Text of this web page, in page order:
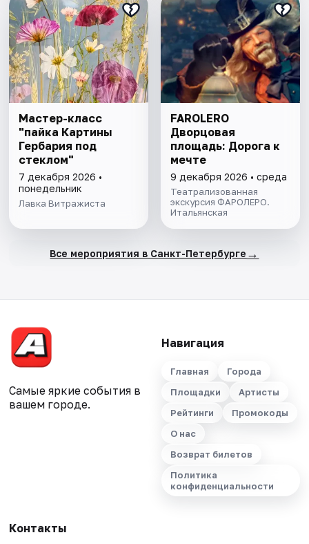
Мастер-класс
"пайка Картины
Гербария под
стеклом"
7 декабря 2026 •
понедельник
Лавка Витражиста
FAROLERO
Дворцовая
площадь: Дорога к
мечте
9 декабря 2026 • среда
Театрализованная
экскурсия ФАРОЛЕРО.
Итальянская
Все мероприятия в Санкт-Петербурге →
Самые яркие события в
вашем городе.
Навигация
Главная
Города
Площадки
Артисты
Рейтинги
Промокоды
О нас
Возврат билетов
Политика
конфиденциальности
Контакты